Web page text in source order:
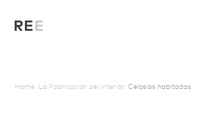
Home. La Fabricación del Interior. Celosías habitadas.